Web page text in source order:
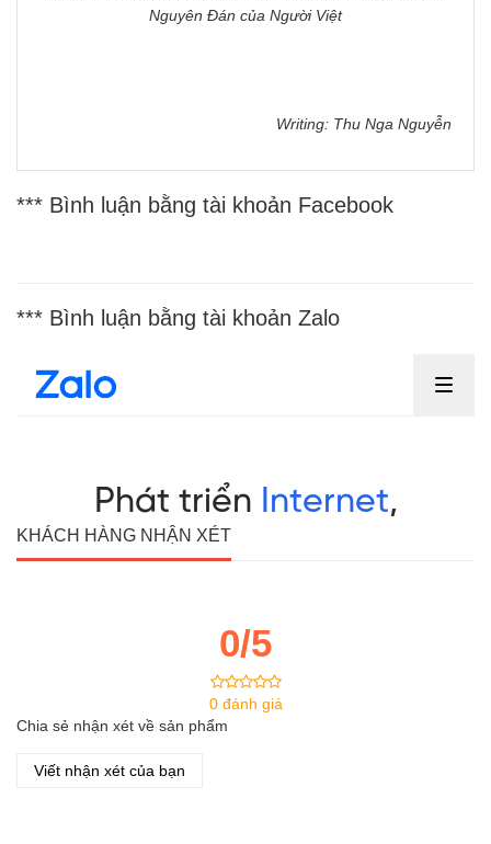
Nguyên Đán của Người Việt
Writing: Thu Nga Nguyễn
*** Bình luận bằng tài khoản Facebook
*** Bình luận bằng tài khoản Zalo
KHÁCH HÀNG NHẬN XÉT
0/5
0 đánh giá
Chia sẻ nhận xét về sản phẩm
Viết nhận xét của bạn